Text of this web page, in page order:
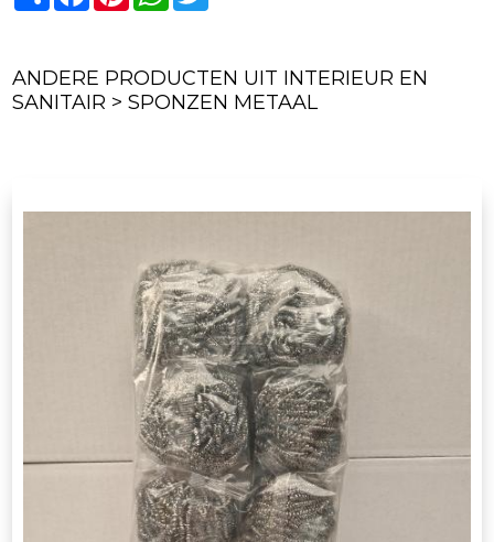
ANDERE PRODUCTEN UIT INTERIEUR EN
SANITAIR > SPONZEN METAAL